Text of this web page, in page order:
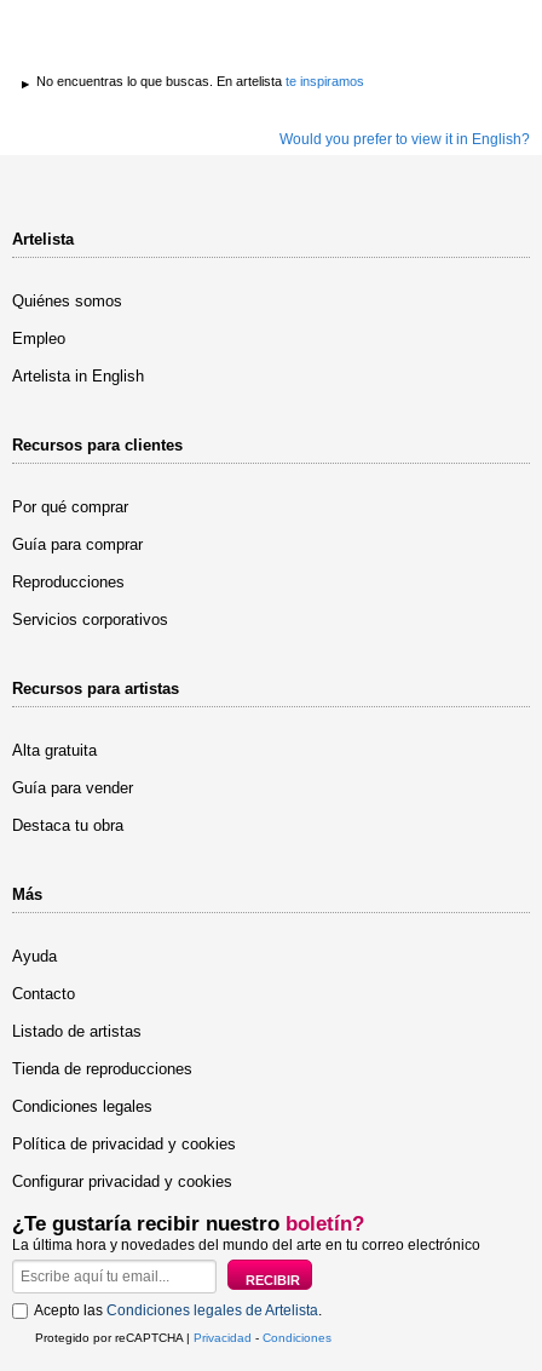
No encuentras lo que buscas. En artelista te inspiramos
Would you prefer to view it in English?
Artelista
Quiénes somos
Empleo
Artelista in English
Recursos para clientes
Por qué comprar
Guía para comprar
Reproducciones
Servicios corporativos
Recursos para artistas
Alta gratuita
Guía para vender
Destaca tu obra
Más
Ayuda
Contacto
Listado de artistas
Tienda de reproducciones
Condiciones legales
Política de privacidad y cookies
Configurar privacidad y cookies
¿Te gustaría recibir nuestro boletín?
La última hora y novedades del mundo del arte en tu correo electrónico
Acepto las Condiciones legales de Artelista.
Protegido por reCAPTCHA | Privacidad - Condiciones